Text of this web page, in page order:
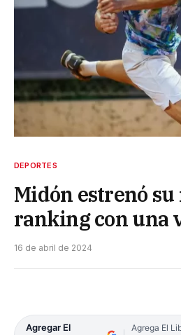
DEPORTES
Midón estrenó
ranking con una
16 de abril de 2024
Agregar El
Agrega El